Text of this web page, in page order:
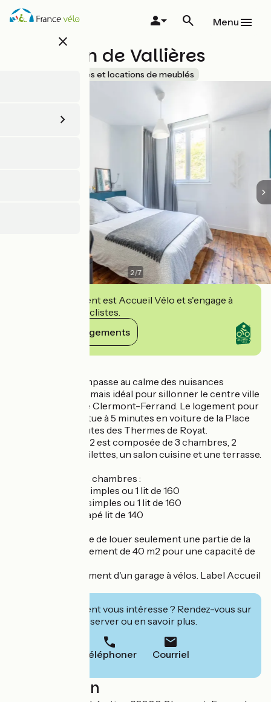
Aller
au
close
Menu
La Maison de Vallières
Gîtes et locations de meublés
2/7
Cet établissement est Accueil Vélo et s'engage à
accueillir des cyclistes.
Voir ses engagements
Située dans une impasse au calme des nuisances
sonores de la ville mais idéal pour sillonner le centre ville
et les alentours de Clermont-Ferrand. Le logement pour
6 personnes se situe à 5 minutes en voiture de la Place
de Jaude et 8 minutes des Thermes de Royat.
La maison de 81 m2 est composée de 3 chambres, 2
salles de bain, 2 toilettes, un salon cuisine et une terrasse.
Configuration des chambres :
Chambre 1 : 2 lits simples ou 1 lit de 160
Chambre 2 : 2 lits simples ou 1 lit de 160
Chambre 3 : 1 canapé lit de 140
Il est aussi possible de louer seulement une partie de la
maison: un appartement de 40 m2 pour une capacité de
Elle dispose également d'un garage à vélos. Label Accueil
Cet établissement vous intéresse ? Rendez-vous sur
leur site pour réserver ou en savoir plus.
Téléphoner Courriel
Localisation